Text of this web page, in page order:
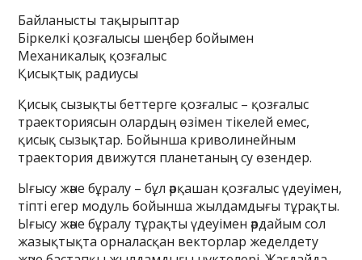
Байланысты тақырыптар
Біркелкі қозғалысы шеңбер бойымен
Механикалық қозғалыс
Қисықтық радиусы
Қисық сызықты беттерге қозғалыс – қозғалыс
траекториясын олардың өзімен тікелей емес,
қисық сызықтар. Бойынша криволинейным
траектория движутся планетаның су өзендер.
Ығысу және бұралу – бұл әрқашан қозғалыс үдеуімен,
тіпті егер модуль бойынша жылдамдығы тұрақты.
Ығысу және бұралу тұрақты үдеуімен әрдайым сол
жазықтықта орналасқан векторлар жеделдету